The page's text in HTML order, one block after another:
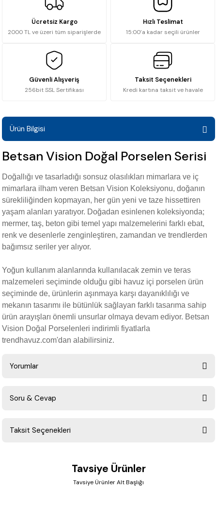
Ücretsiz Kargo
2000 TL ve üzeri tüm siparişlerde
Hızlı Teslimat
15:00’a kadar seçili ürünler
Güvenli Alışveriş
256bit SSL Sertifikası
Taksit Seçenekleri
Kredi kartına taksit ve havale
Ürün Bilgisi
Betsan Vision Doğal Porselen Serisi
Doğallığı ve tasarladığı sonsuz olasılıkları mimarlara ve iç
mimarlara ilham veren Betsan Vision Koleksiyonu, doğanın
sürekliliğinden kopmayan, her gün yeni ve taze hissettiren
yaşam alanları yaratıyor. Doğadan esinlenen koleksiyonda;
mermer, taş, beton gibi temel yapı malzemelerini farklı ebat,
renk ve desenlerle zenginleştiren, zamandan ve trendlerden
bağımsız seriler yer alıyor.
Yoğun kullanım alanlarında kullanılacak zemin ve teras
malzemeleri seçiminde olduğu gibi havuz içi porselen ürün
seçiminde de, ürünlerin aşınmaya karşı dayanıklılığı ve
mekanın tasarımı ile bütünlük sağlayan farklı tasarıma sahip
ürün arayışları önemli unsurlar olmaya devam ediyor. Betsan
Vision Doğal Porselenleri indirimli fiyatlarla
trendhavuz.com'dan alabilirsiniz.
Yorumlar
Soru & Cevap
Soru Sor
Taksit Seçenekleri
Tavsiye Ürünler
Tavsiye Ürünler Alt Başlığı